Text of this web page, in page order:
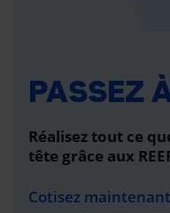
PASSEZ
Réalisez tout ce
tête grâce aux
Cotisez maintenant